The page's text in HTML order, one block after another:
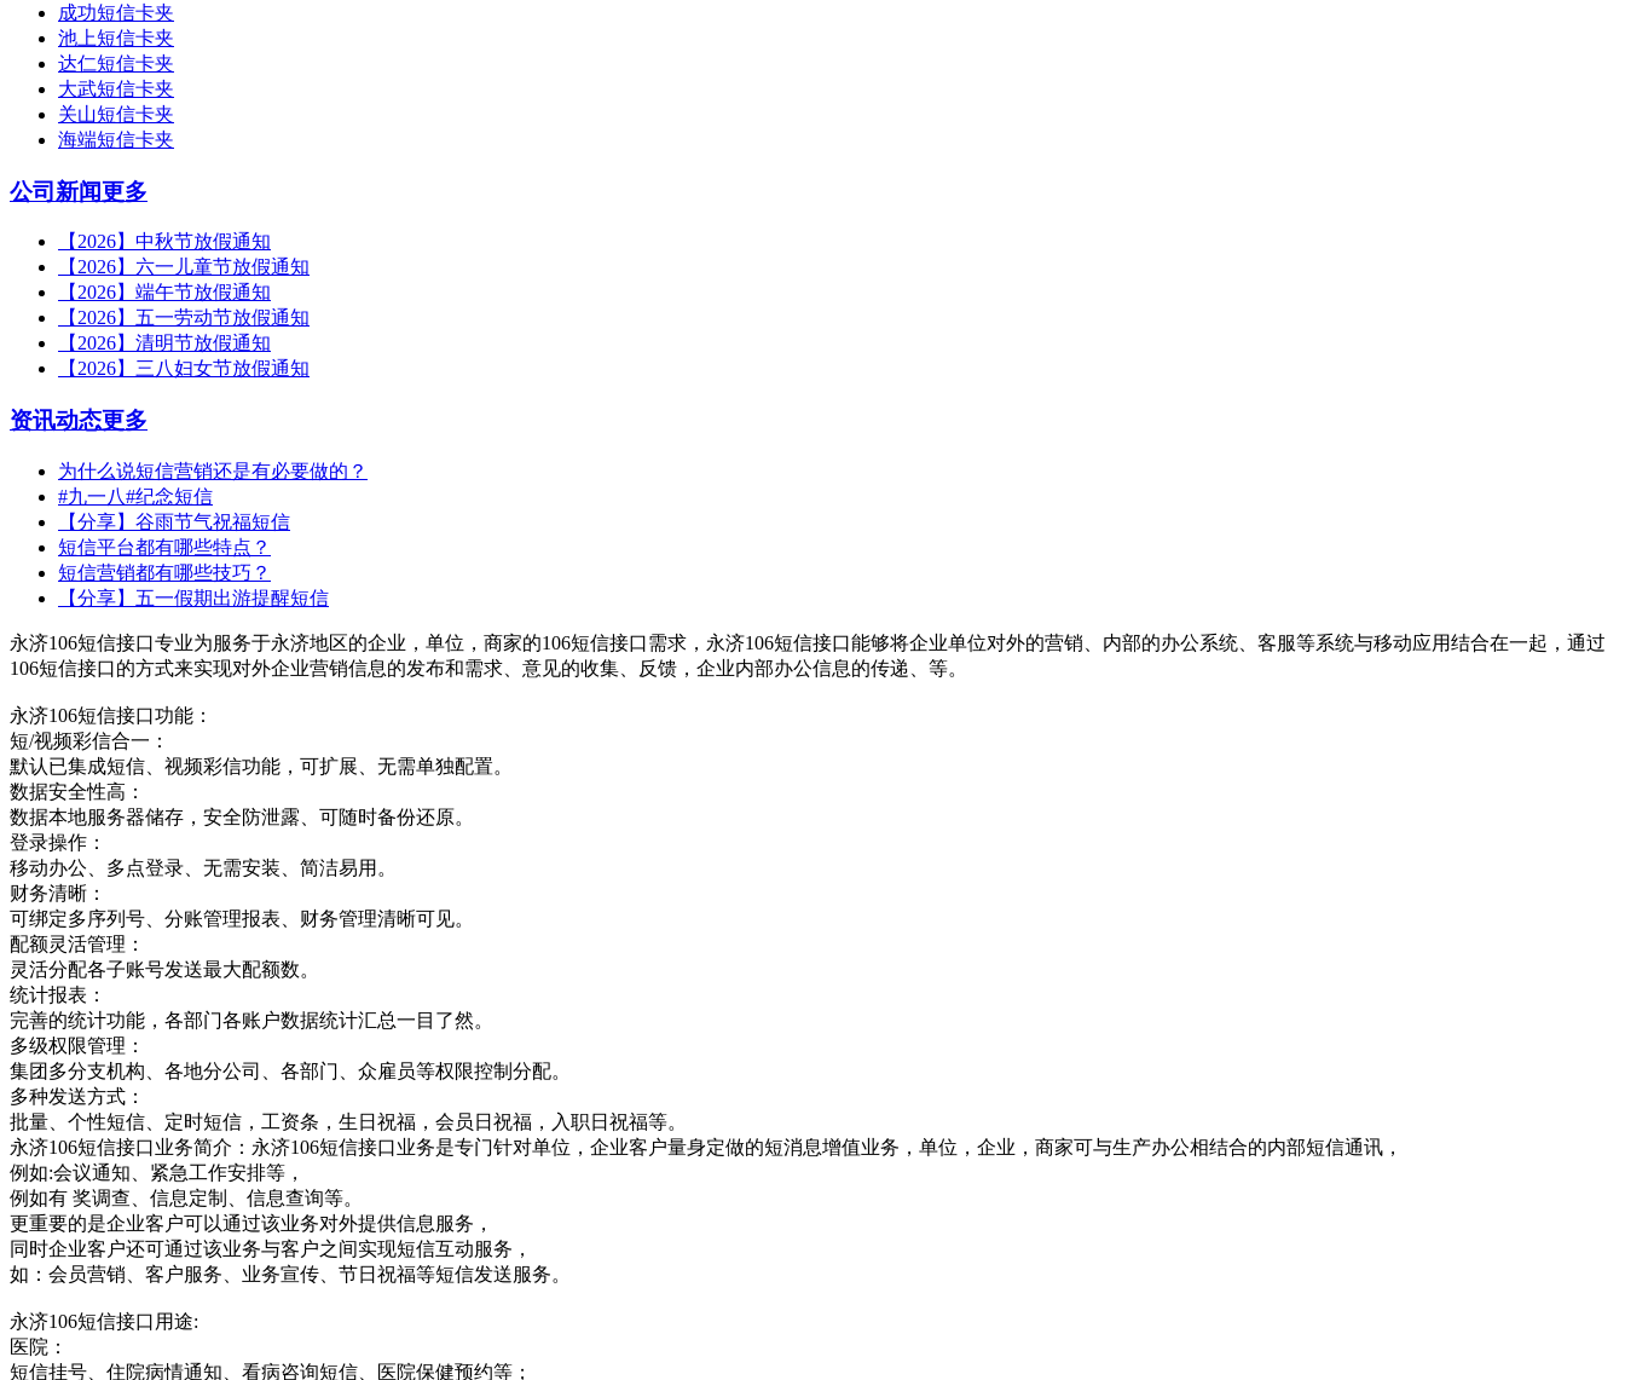
成功短信卡夹
池上短信卡夹
达仁短信卡夹
大武短信卡夹
关山短信卡夹
海端短信卡夹
公司新闻更多
【2026】中秋节放假通知
【2026】六一儿童节放假通知
【2026】端午节放假通知
【2026】五一劳动节放假通知
【2026】清明节放假通知
【2026】三八妇女节放假通知
资讯动态更多
为什么说短信营销还是有必要做的？
#九一八#纪念短信
【分享】谷雨节气祝福短信
短信平台都有哪些特点？
短信营销都有哪些技巧？
【分享】五一假期出游提醒短信
永济106短信接口专业为服务于永济地区的企业，单位，商家的106短信接口需求，永济106短信接口能够将企业单位对外的营销、内部的办公系统、客服等系统与移动应用结合在一起，通过
106短信接口的方式来实现对外企业营销信息的发布和需求、意见的收集、反馈，企业内部办公信息的传递、等。
永济106短信接口功能：
短/视频彩信合一：
默认已集成短信、视频彩信功能，可扩展、无需单独配置。
数据安全性高：
数据本地服务器储存，安全防泄露、可随时备份还原。
登录操作：
移动办公、多点登录、无需安装、简洁易用。
财务清晰：
可绑定多序列号、分账管理报表、财务管理清晰可见。
配额灵活管理：
灵活分配各子账号发送最大配额数。
统计报表：
完善的统计功能，各部门各账户数据统计汇总一目了然。
多级权限管理：
集团多分支机构、各地分公司、各部门、众雇员等权限控制分配。
多种发送方式：
批量、个性短信、定时短信，工资条，生日祝福，会员日祝福，入职日祝福等。
永济106短信接口业务简介：永济106短信接口业务是专门针对单位，企业客户量身定做的短消息增值业务，单位，企业，商家可与生产办公相结合的内部短信通讯，
例如:会议通知、紧急工作安排等，
例如有 奖调查、信息定制、信息查询等。
更重要的是企业客户可以通过该业务对外提供信息服务，
同时企业客户还可通过该业务与客户之间实现短信互动服务，
如：会员营销、客户服务、业务宣传、节日祝福等短信发送服务。
永济106短信接口用途:
医院：
短信挂号、住院病情通知、看病咨询短信、医院保健预约等；